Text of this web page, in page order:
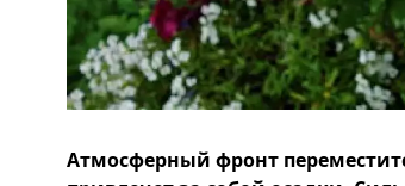
Атмосферный фронт